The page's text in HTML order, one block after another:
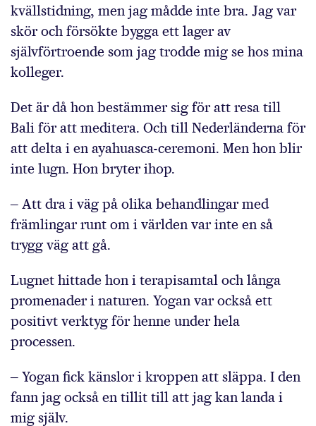
kvällstidning, men jag mådde inte bra. Jag var
skör och försökte bygga ett lager av
självförtroende som jag trodde mig se hos mina
kolleger.
Det är då hon bestämmer sig för att resa till
Bali för att meditera. Och till Nederländerna för
att delta i en ayahuasca-ceremoni. Men hon blir
inte lugn. Hon bryter ihop.
‒ Att dra i väg på olika behandlingar med
främlingar runt om i världen var inte en så
trygg väg att gå.
Lugnet hittade hon i terapisamtal och långa
promenader i naturen. Yogan var också ett
positivt verktyg för henne under hela
processen.
‒ Yogan fick känslor i kroppen att släppa. I den
fann jag också en tillit till att jag kan landa i
mig själv.